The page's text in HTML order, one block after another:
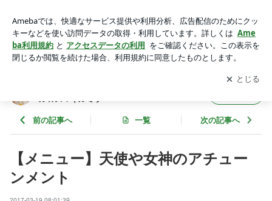
ーラソーマとレイキのスクール☆スマイルミラー
アプリをダウンロードして ブログの更新通知
を受け取りまし
ょう。
開く
ル☆スマイルミラー
前の記事へ 一覧 次の記事へ
【メニュー】天使や女神のアチュー
ンメント